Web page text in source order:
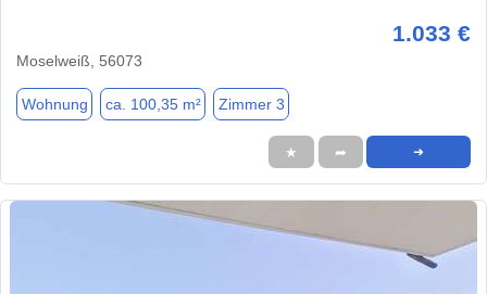
1.033 €
Moselweiß, 56073
Wohnung ca. 100,35 m² Zimmer 3
★ ➦ ➜